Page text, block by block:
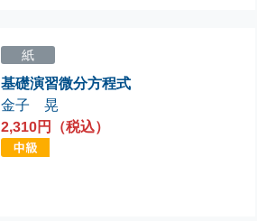
紙
基礎演習微分方程式
金子 晃
2,310円（税込）